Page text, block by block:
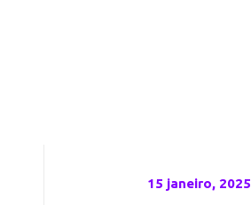
15 janeiro, 2025